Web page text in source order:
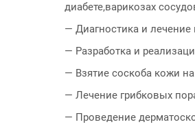
диабете,варикозах
— Диагностика и лечение
— Разработка и
— Взятие соскоба кожи
— Лечение грибковых
— Проведение